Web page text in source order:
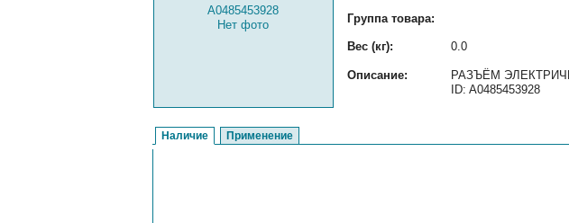
A0485453928
Нет фото
Группа товара:
Вес (кг): 0.0
Описание:
РАЗЪЁМ
ID: A0485453928
Наличие Применение